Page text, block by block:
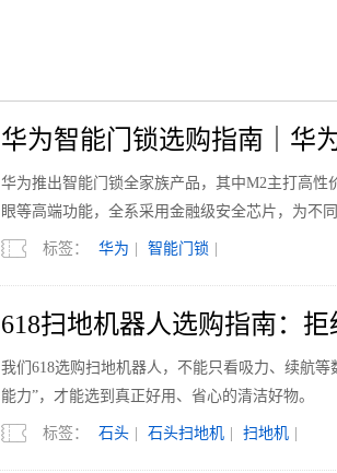
华为智能门锁选购指南｜华
华为推出智能门锁全家族产品，其中M2主打高
眼等高端功能，全系采用金融级安全芯片，为不
标签： 华为 智能门锁
618扫地机器人选购指南：
实落地体验
我们618选购扫地机器人，不能只看吸力、续航
能力”，才能选到真正好用、省心的清洁好物。
标签： 石头 石头扫地机 扫地机